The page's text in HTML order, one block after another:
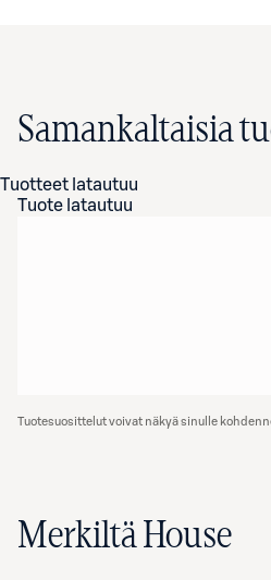
Samankaltaisia
Tuotteet latautuu
Tuote latautuu
Tuotesuosittelut voivat näkyä sinulle
Merkiltä House